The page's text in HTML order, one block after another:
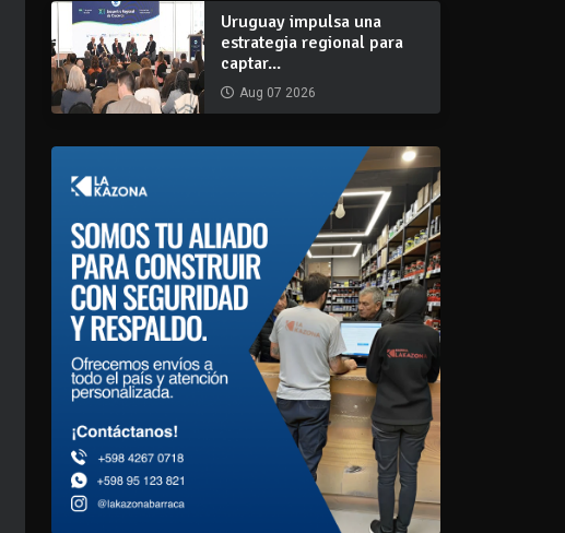
Uruguay impulsa una
estrategia regional para
captar...
Aug 07 2026